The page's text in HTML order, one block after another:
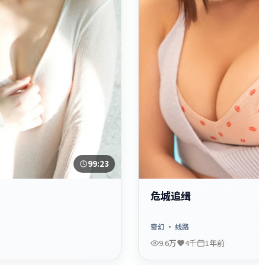
99:23
危城追缉
奇幻 · 线路
9.6万 4千 1年前